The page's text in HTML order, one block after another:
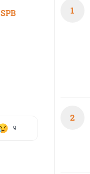
9
1
2